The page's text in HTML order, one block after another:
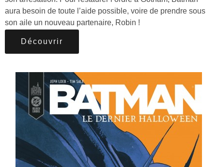
aura besoin de toute l’aide possible, voire de prendre sous
son aile un nouveau partenaire, Robin !
Découvrir